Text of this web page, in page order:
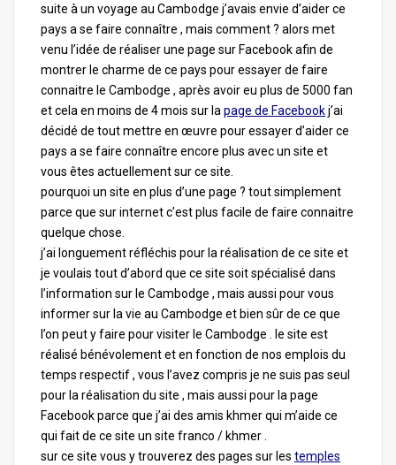
suite à un voyage au Cambodge j’avais envie d’aider ce
pays a se faire connaître , mais comment ? alors met
venu l’idée de réaliser une page sur Facebook afin de
montrer le charme de ce pays pour essayer de faire
connaitre le Cambodge , après avoir eu plus de 5000 fan
et cela en moins de 4 mois sur la page de Facebookj’ai
décidé de tout mettre en œuvre pour essayer d’aider ce
pays a se faire connaître encore plus avec un site et
vous êtes actuellement sur ce site.
pourquoi un site en plus d’une page ? tout simplement
parce que sur internet c’est plus facile de faire connaitre
quelque chose.
j’ai longuement réfléchis pour la réalisation de ce site et
je voulais tout d’abord que ce site soit spécialisé dans
l’information sur le Cambodge , mais aussi pour vous
informer sur la vie au Cambodge et bien sûr de ce que
l’on peut y faire pour visiter le Cambodge . le site est
réalisé bénévolement et en fonction de nos emplois du
temps respectif , vous l’avez compris je ne suis pas seul
pour la réalisation du site , mais aussi pour la page
Facebook parce que j’ai des amis khmer qui m’aide ce
qui fait de ce site un site franco / khmer .
sur ce site vous y trouverez des pages sur les temples